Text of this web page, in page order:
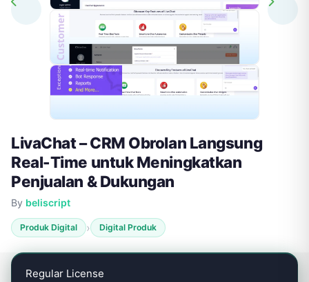
LivaChat – CRM Obrolan Langsung
Real-Time untuk Meningkatkan
Penjualan & Dukungan
By beliscript
Produk Digital › Digital Produk
Regular License